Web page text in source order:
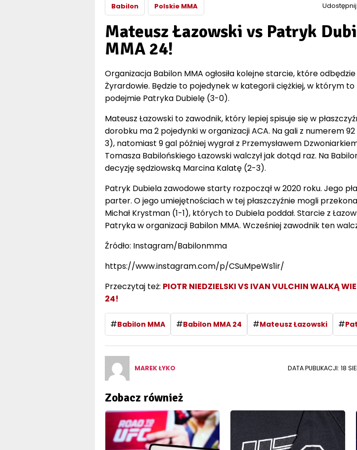
Babilon Polskie MMA Udostępnij:
Mateusz Łazowski vs Patryk
MMA 24!
Organizacja Babilon MMA ogłosiła kolejne starcie, które
Żyrardowie. Będzie to pojedynek w kategorii ciężkiej, w którym
podejmie Patryka Dubielę (3-0).
Mateusz Łazowski to zawodnik, który lepiej spisuje się w
dorobku ma 2 pojedynki w organizacji ACA. Na gali z numerem
3), natomiast 9 gal później wygrał z Przemysławem
Tomasza Babilońskiego Łazowski walczył jak dotąd raz. Na
decyzję sędziowską Marcina Kalatę (2-3).
Patryk Dubiela zawodowe starty rozpoczął w 2020 roku. Jego
parter. O jego umiejętnościach w tej płaszczyźnie mogli
Michał Krystman (1-1), których to Dubiela poddał. Starcie z
Patryka w organizacji Babilon MMA. Wcześniej zawodnik ten
Źródło: Instagram/Babilonmma
https://www.instagram.com/p/CSuMpeWs1ir/
Przeczytaj też: PIOTR NIEDZIELSKI VS IVAN VULCHIN WALKĄ
24!
#Babilon MMA #Babilon MMA 24 #Mateusz Łazowski #
MAREK ŁYKO DATA PUBLIKACJI: 18
Zobacz również